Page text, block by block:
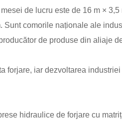
de lucru este de 16 m ×
Sunt comorile naționale ale
de produse din aliaje
forjare, iar dezvoltarea
hidraulice de forjare cu